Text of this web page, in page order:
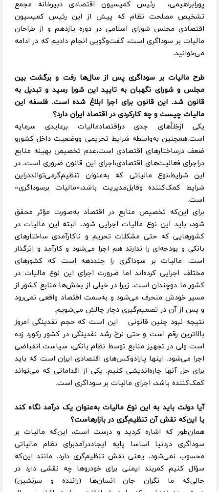
پورابراهیمی، رئیس کمیسیون اقتصادی دبیرخانه مجمع
تشخیص مصلحت نظام که پیش از این رئیس کمیسیون
اقتصادی مجلس شورای اسلامی در دوره یازدهم و از طراحان
مالیات بر سوداگری است، گفت‌وگویی انجام دادیم که در ادامه
می‌خوانید.
طرح مالیات بر سوداگری پس از سال‌ها رفت و برگشت بین
مجلس و شورای نگهبان به تایید این شورا رسید و تبدیل به
قانون شد. این قانون برای اجرا ابلاغ شده است‌. فلسفه این
مالیات چیست و چه کارکردی در اقتصاد ایران دارد؟
یکی ازخلأهای جدی دراقتصادمالیات برعایدی سرمایه
است.همچنین به‌واسطه شرایط تحریمی ووضعیت داخل کشورو
ضعف درساختارهای اقتصادی است،عدم تخصیص بهینه منابع
دراجرای فعالیت‌های اقتصادی،اجرای این قانون ضروری است. در
این شرایط،نوع مالیاتی که به‌عنوان تنظیم‌گرمی‌توانددراین
شرایط کمک‌کننده وقابل‌مدیریت باشد،«مالیات برسوداگری»
است.
برای این‌که تخصیص منابع در اقتصاد به‌صورت مؤثر محقق
شود، باید این نوع مالیات اجرایی شود. البته این مالیات در
کشورهایی که حتی مشکلات تحریم و ناکارآمدی ساختارهای
بانکی و بودجه‌ای را ندارند هم اجرا می‌شود و کارآمد و اثر‌گذار
است. مالیات بر سوداگری را چند‌دهه است که کشورهای
مختلف اجرایی کرده‌اند اما ضرورت اجرای این نوع مالیات در
کشور ما دوچندان است. زیرا در خیلی از بخش‌ها منابع کشور از
مسیر خودش منحرف می‌شود و به‌سمت اقتصاد واقعی نمی‌رود
و پس از آن در تصمیم‌گیری دچار چالش می‌شویم.
نتیجه نبود چنین قانونی این است که حجم نقدینگی امروز
بالاترین رقم است و حتی نرخ رشد نقدینگی در کشور رکورد زده
است ولی در تجهیز منابع توسط نظام بانکی، سیاست انقباضی
اجرا می‌شود. اینها پارادوکس‌های اقتصادی ایران است که باید
برای حل آنها چاره‌اندیشی کنیم. یکی از اقداماتی که می‌تواند
کمک‌کننده باشد، اجرای مالیات بر سوداگری است.
آیا دولت باید به این نوع مالیات به‌عنوان یک درآمد نگاه کند
یا این‌که نقش آن تنظیم‌گری در بازارهاست؟
همان‌طور که اشاره کردید و درست است، این‌که مالیات بر
سوداگری دردنیا اساسا پایه ایجاددرآمدبرای نظام مالیاتی
محسوب نمی‌شود. یعنی نقش تنظیم‌گری دارد. مانند این‌که
سؤال کنیم کمربند ایمنی برای خودروها چه نقشی دارد در
حالی‌که ما نگران جان انسان‌ها (راننده و سرنشین)